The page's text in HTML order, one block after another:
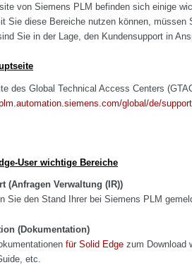
von Siemens PLM befinden sich einige
Sie diese Bereiche nutzen können,
Sie in der Lage, den Kundensupport in
des Global Technical Access Centers
global/de/
User wichtige Bereiche
(Anfragen Verwaltung (IR))
Sie den Stand Ihrer bei Siemens PLM
(Dokumentation)
für Solid Edgezum Download
etc.